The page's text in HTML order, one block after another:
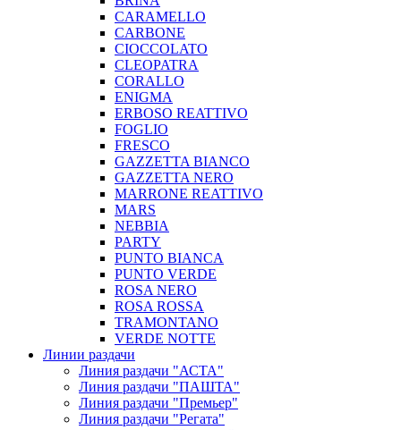
CARAMELLO
CARBONE
CIOCCOLATO
CLEOPATRA
CORALLO
ENIGMA
ERBOSO REATTIVO
FOGLIO
FRESCO
GAZZETTA BIANCO
GAZZETTA NERO
MARRONE REATTIVO
MARS
NEBBIA
PARTY
PUNTO BIANCA
PUNTO VERDE
ROSA NERO
ROSA ROSSA
TRAMONTANO
VERDE NOTTE
Линии раздачи
Линия раздачи "АСТА"
Линия раздачи "ПАШТА"
Линия раздачи "Премьер"
Линия раздачи "Регата"